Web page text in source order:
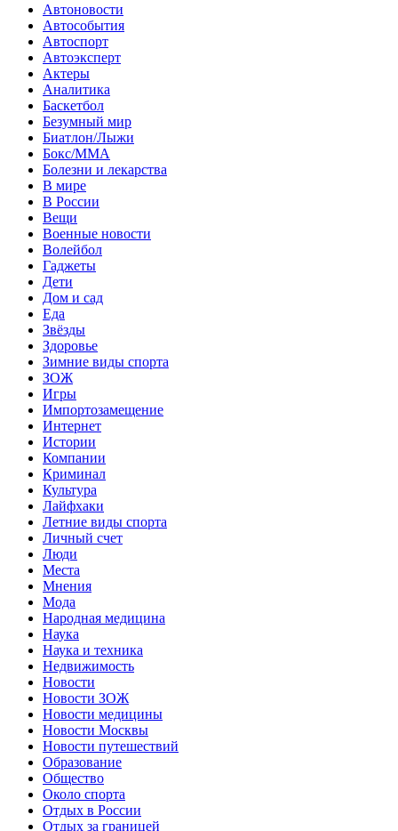
Автоновости
Автособытия
Автоспорт
Автоэксперт
Актеры
Аналитика
Баскетбол
Безумный мир
Биатлон/Лыжи
Бокс/MMA
Болезни и лекарства
В мире
В России
Вещи
Военные новости
Волейбол
Гаджеты
Дети
Дом и сад
Еда
Звёзды
Здоровье
Зимние виды спорта
ЗОЖ
Игры
Импортозамещение
Интернет
Истории
Компании
Криминал
Культура
Лайфхаки
Летние виды спорта
Личный счет
Люди
Места
Мнения
Мода
Народная медицина
Наука
Наука и техника
Недвижимость
Новости
Новости ЗОЖ
Новости медицины
Новости Москвы
Новости путешествий
Образование
Общество
Около спорта
Отдых в России
Отдых за границей